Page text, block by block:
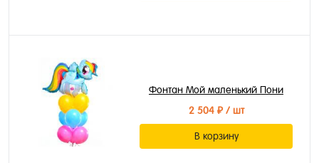
Фонтан Мой маленький Пони
2 504 ₽/ шт
В корзину